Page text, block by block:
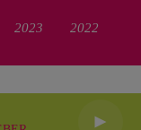
2023 2022